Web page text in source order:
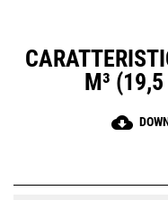
M³
cloud_download